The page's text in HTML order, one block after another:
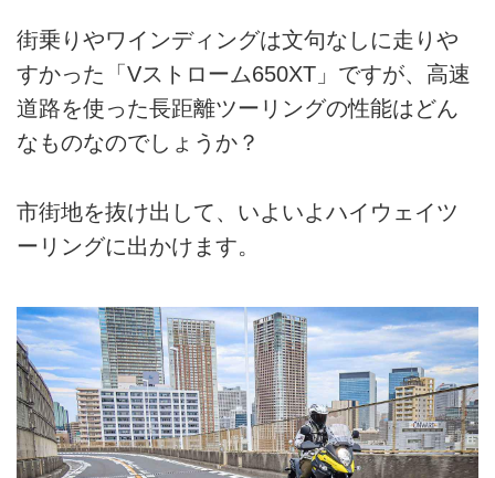
街乗りやワインディングは文句なしに走りや
すかった「Vストローム650XT」ですが、高速
道路を使った長距離ツーリングの性能はどん
なものなのでしょうか？
市街地を抜け出して、いよいよハイウェイツ
ーリングに出かけます。